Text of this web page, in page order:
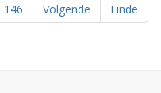
146 Volgende Einde